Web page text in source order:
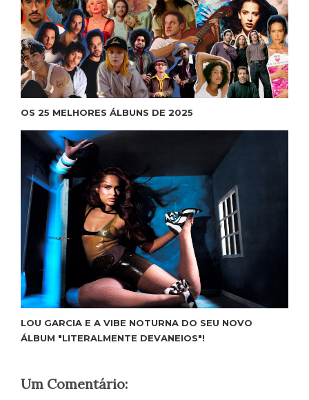
OS 25 MELHORES ÁLBUNS DE 2025
LOU GARCIA E A VIBE NOTURNA DO SEU NOVO
ÁLBUM "LITERALMENTE DEVANEIOS"!
Um Comentário: